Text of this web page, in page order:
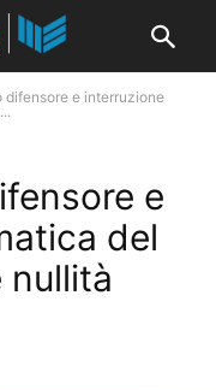
difensore e interruzione
e
del
nullità